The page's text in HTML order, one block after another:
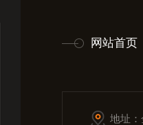
网站首页
地址